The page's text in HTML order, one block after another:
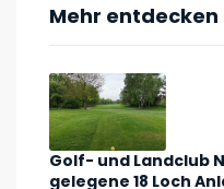
Mehr entdecken
Golf- und Landclub
gelegene 18 Loch